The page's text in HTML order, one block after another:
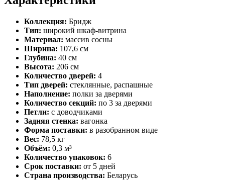
Коллекция: Бридж
Тип: широкий шкаф-витрина
Материал: массив сосны
Ширина: 107,6 см
Глубина: 40 см
Высота: 206 см
Количество дверей: 4
Тип дверей: стеклянные, распашные
Наполнение: полки за дверями
Количество секций: по 3 за дверями
Петли: с доводчиками
Задняя стенка: вагонка
Форма поставки: в разобранном виде
Вес: 78,5 кг
Объём: 0,3 м³
Количество упаковок: 6
Срок поставки: от 5 дней
Страна производства: Беларусь